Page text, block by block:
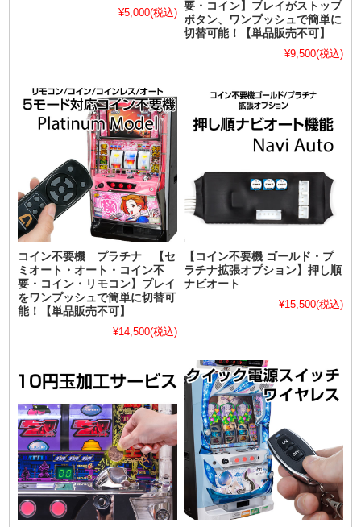
¥5,000(税込)
要・コイン】プレイがストップ
ボタン、ワンプッシュで簡単に
切替可能！【単品販売不可】
¥9,500(税込)
コイン不要機 プラチナ 【セ
ミオート・オート・コイン不
要・コイン・リモコン】プレイ
をワンプッシュで簡単に切替可
能！【単品販売不可】
¥14,500(税込)
【コイン不要機 ゴールド・プ
ラチナ拡張オプション】押し順
ナビオート
¥15,500(税込)